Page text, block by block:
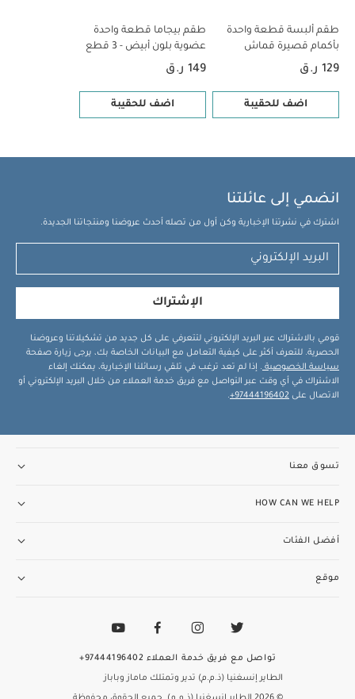
طقم ألبسة قطعة واحدة
بأكمام قصيرة قماش
عضوي بلون أبيض - 5 قطع
129 ر.ق
اضف للحقيبة
طقم بيجاما قطعة واحدة
عضوية بلون أبيض - 3 قطع
149 ر.ق
اضف للحقيبة
انضمي إلى عائلتنا
اشترك في نشرتنا الإخبارية وكن أول من تصله أحدث عروضنا ومنتجاتنا الجديدة.
الإشتراك
قومي بالاشتراك عبر البريد الإلكتروني لتتعرفي على كل جديد من تشكيلاتنا وعروضنا
الحصرية. للتعرف أكثر على كيفية التعامل مع البيانات الخاصة بك، يرجى زيارة صفحة
سياسة الخصوصية . إذا لم تعد ترغب في تلقي رسائلنا الإخبارية، يمكنك إلغاء
الاشتراك في أي وقت عبر التواصل مع فريق خدمة العملاء من خلال البريد الإلكتروني أو
الاتصال على 97444196402+
.
تسوق معنا
HOW CAN WE HELP
أفضل الفئات
موقع
الطاير إنسغنيا (ذ.م.م) تدير وتمتلك ماماز وباباز
تواصل مع فريق خدمة العملاء 97444196402+